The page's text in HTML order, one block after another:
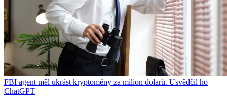
FBI agent měl ukrást kryptoměny za milion dolarů. Usvědčil ho
ChatGPT